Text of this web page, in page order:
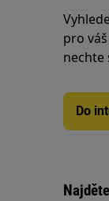
pro
nechte
Do